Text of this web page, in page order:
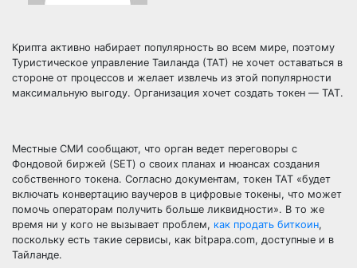
Крипта активно набирает популярность во всем мире, поэтому
Туристическое управление Таиланда (ТАТ) не хочет оставаться в
стороне от процессов и желает извлечь из этой популярности
максимальную выгоду. Организация хочет создать токен — TAT.
Местные СМИ сообщают, что орган ведет переговоры с
Фондовой биржей (SET) о своих планах и нюансах создания
собственного токена. Согласно документам, токен TAT «будет
включать конвертацию ваучеров в цифровые токены, что может
помочь операторам получить больше ликвидности». В то же
время ни у кого не вызывает проблем, как продать биткоин,
поскольку есть такие сервисы, как bitpapa.com, доступные и в
Тайланде.